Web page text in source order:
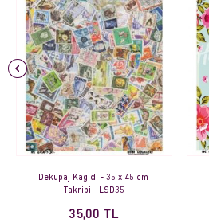
Dekupaj Kağıdı - 35 x 45 cm
Takribi - LSD14
35,00 TL